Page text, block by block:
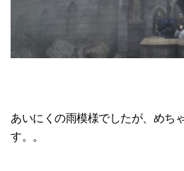
あいにくの雨模様でしたが、めち
す。。